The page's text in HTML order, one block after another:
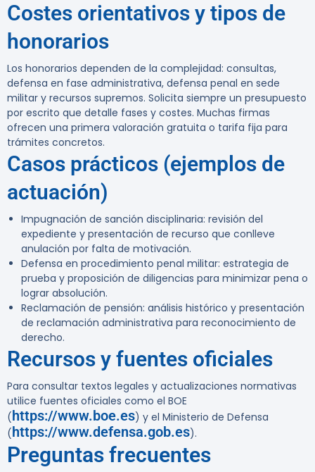
Costes orientativos y tipos de
honorarios
Los honorarios dependen de la complejidad: consultas,
defensa en fase administrativa, defensa penal en sede
militar y recursos supremos. Solicita siempre un presupuesto
por escrito que detalle fases y costes. Muchas firmas
ofrecen una primera valoración gratuita o tarifa fija para
trámites concretos.
Casos prácticos (ejemplos de
actuación)
Impugnación de sanción disciplinaria: revisión del
expediente y presentación de recurso que conlleve
anulación por falta de motivación.
Defensa en procedimiento penal militar: estrategia de
prueba y proposición de diligencias para minimizar pena o
lograr absolución.
Reclamación de pensión: análisis histórico y presentación
de reclamación administrativa para reconocimiento de
derecho.
Recursos y fuentes oficiales
Para consultar textos legales y actualizaciones normativas
utilice fuentes oficiales como el BOE
(https://www.boe.es) y el Ministerio de Defensa
(https://www.defensa.gob.es).
Preguntas frecuentes